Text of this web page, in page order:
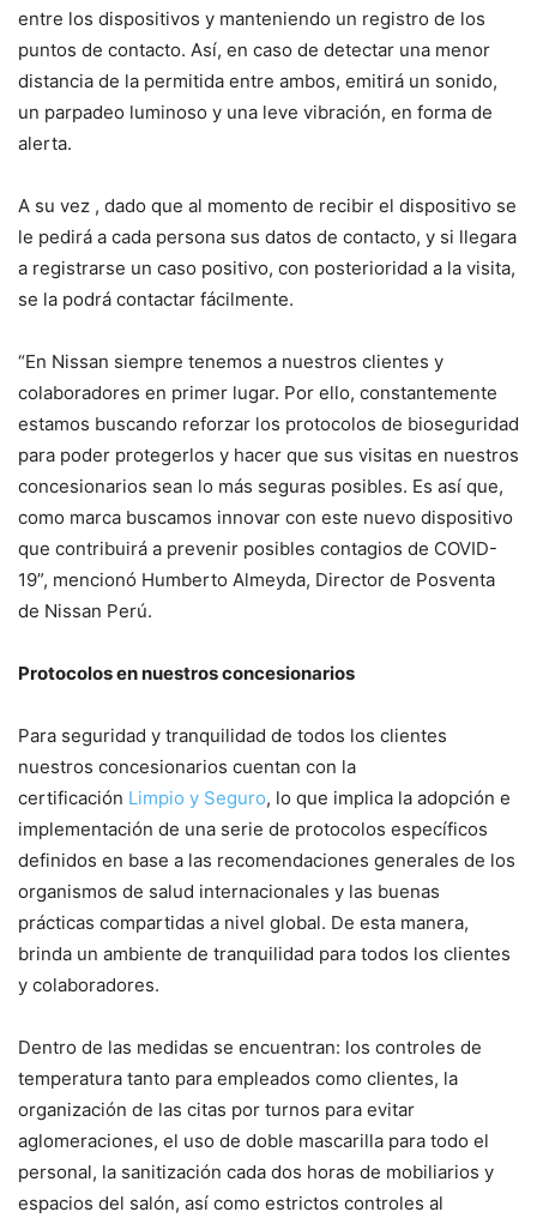
entre los dispositivos y manteniendo un registro de los
puntos de contacto. Así, en caso de detectar una menor
distancia de la permitida entre ambos, emitirá un sonido,
un parpadeo luminoso y una leve vibración, en forma de
alerta.
A su vez , dado que al momento de recibir el dispositivo se
le pedirá a cada persona sus datos de contacto, y si llegara
a registrarse un caso positivo, con posterioridad a la visita,
se la podrá contactar fácilmente.
“En Nissan siempre tenemos a nuestros clientes y
colaboradores en primer lugar. Por ello, constantemente
estamos buscando reforzar los protocolos de bioseguridad
para poder protegerlos y hacer que sus visitas en nuestros
concesionarios sean lo más seguras posibles. Es así que,
como marca buscamos innovar con este nuevo dispositivo
que contribuirá a prevenir posibles contagios de COVID-
19”, mencionó Humberto Almeyda, Director de Posventa
de Nissan Perú.
Protocolos en nuestros concesionarios
Para seguridad y tranquilidad de todos los clientes
nuestros concesionarios cuentan con la
certificación Limpio y Seguro, lo que implica la adopción e
implementación de una serie de protocolos específicos
definidos en base a las recomendaciones generales de los
organismos de salud internacionales y las buenas
prácticas compartidas a nivel global. De esta manera,
brinda un ambiente de tranquilidad para todos los clientes
y colaboradores.
Dentro de las medidas se encuentran: los controles de
temperatura tanto para empleados como clientes, la
organización de las citas por turnos para evitar
aglomeraciones, el uso de doble mascarilla para todo el
personal, la sanitización cada dos horas de mobiliarios y
espacios del salón, así como estrictos controles al